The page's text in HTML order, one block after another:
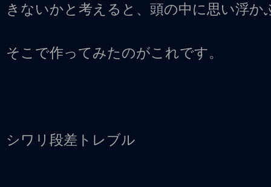
きないかと考えると、頭の中に思い浮か
そこで作ってみたのがこれです。
シワリ段差トレブル